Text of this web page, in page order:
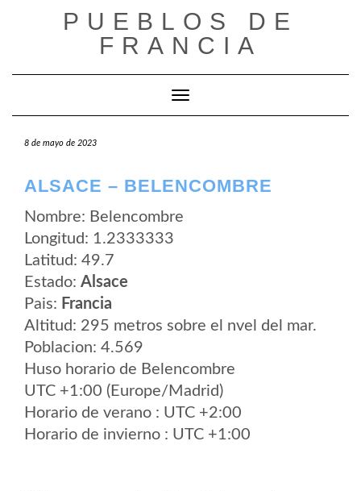
PUEBLOS DE
FRANCIA
Cambiar modo de navegación
8 de mayo de 2023
ALSACE – BELENCOMBRE
Nombre: Belencombre
Longitud: 1.2333333
Latitud: 49.7
Estado: Alsace
Pais: Francia
Altitud: 295 metros sobre el nvel del mar.
Poblacion: 4.569
Huso horario de Belencombre
UTC +1:00 (Europe/Madrid)
Horario de verano : UTC +2:00
Horario de invierno : UTC +1:00